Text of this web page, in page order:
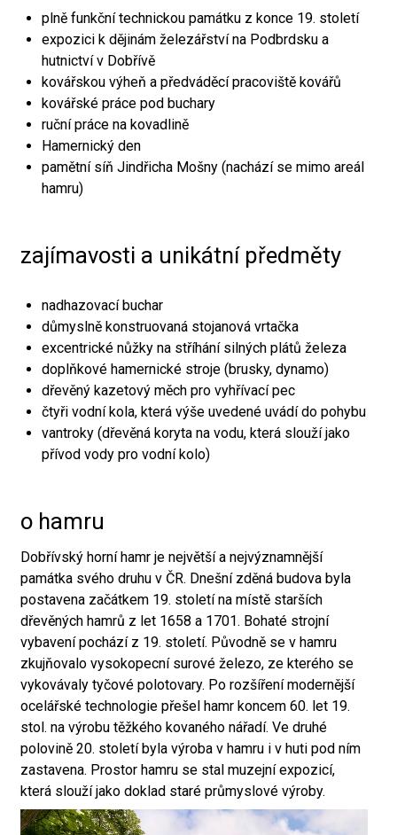
plně funkční technickou památku z konce 19. století
expozici k dějinám železářství na Podbrdsku a
hutnictví v Dobřívě
kovářskou výheň a předváděcí pracoviště kovářů
kovářské práce pod buchary
ruční práce na kovadlině
Hamernický den
pamětní síň Jindřicha Mošny (nachází se mimo areál
hamru)
zajímavosti a unikátní předměty
nadhazovací buchar
důmyslně konstruovaná stojanová vrtačka
excentrické nůžky na stříhání silných plátů železa
doplňkové hamernické stroje (brusky, dynamo)
dřevěný kazetový měch pro vyhřívací pec
čtyři vodní kola, která výše uvedené uvádí do pohybu
vantroky (dřevěná koryta na vodu, která slouží jako
přívod vody pro vodní kolo)
o hamru
Dobřívský horní hamr je největší a nejvýznamnější
památka svého druhu v ČR. Dnešní zděná budova byla
postavena začátkem 19. století na místě starších
dřevěných hamrů z let 1658 a 1701. Bohaté strojní
vybavení pochází z 19. století. Původně se v hamru
zkujňovalo vysokopecní surové železo, ze kterého se
vykovávaly tyčové polotovary. Po rozšíření modernější
ocelářské technologie přešel hamr koncem 60. let 19.
stol. na výrobu těžkého kovaného nářadí. Ve druhé
polovině 20. století byla výroba v hamru i v huti pod ním
zastavena. Prostor hamru se stal muzejní expozicí,
která slouží jako doklad staré průmyslové výroby.